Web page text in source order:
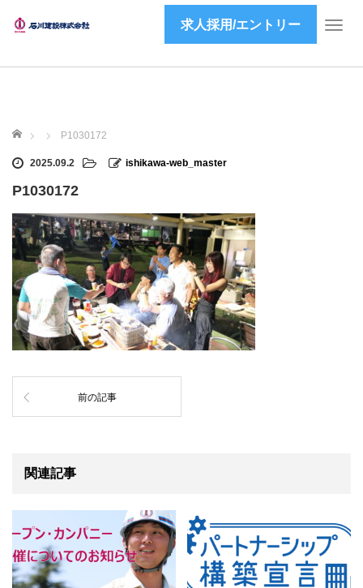
T
求人採用/エントリー
ホーム P1030172
2025.09.2 ishikawa-web_master
P1030172
前の記事
関連記事